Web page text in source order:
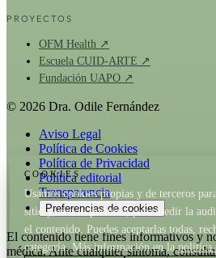
PROYECTOS
OFM Health ↗
Escuela CUID-ARTE ↗
Fundación UAPO ↗
© 2026 Dra. Odile Fernández
Aviso Legal
Política de Cookies
Política de Privacidad
Política editorial
Transparencia
Preferencias de cookies
El contenido tiene fines informativos y
médica. Ante cualquier síntoma,
COOKIES
Usamos cookies propias y de terceros
sitio y, con tu permiso, para medir la
el contenido. Puedes aceptarlas todas,
categoría. Más información en lapolítica